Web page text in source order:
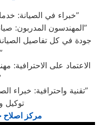
“خبراء في الصيانة: خدمات لوايت ويل تضمن أفضل أداء”
“المهندسون المدربون: صيانة وايت ويل بيد خبراء في الميدان”
والكفاءة”
“تقنية واحترافية: خبراء الصيانة من وايت ويل يوفرون الأفضل”
توكيل
مركز اصلاح